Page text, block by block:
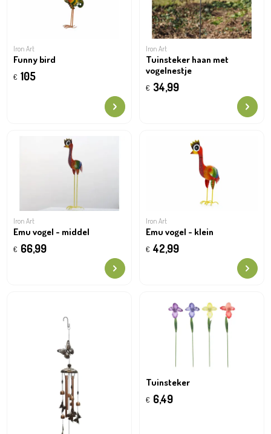
Iron Art
Funny bird
€ 105
Iron Art
Tuinsteker haan met
vogelnestje
€ 34,99
Iron Art
Emu vogel - middel
€ 66,99
Iron Art
Emu vogel - klein
€ 42,99
Tuinsteker
€ 6,49